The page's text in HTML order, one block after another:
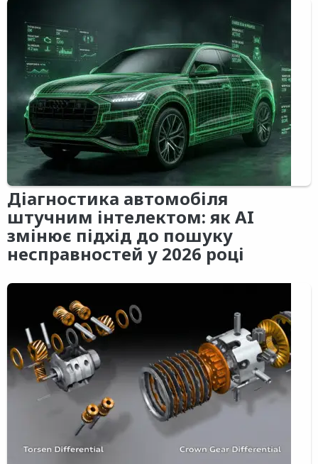
Діагностика автомобіля
штучним інтелектом: як AI
змінює підхід до пошуку
несправностей у 2026 році